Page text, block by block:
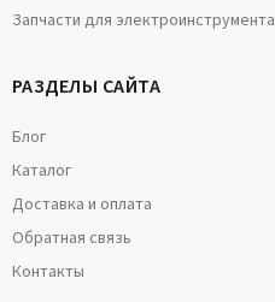
Запчасти для электроинструмента
РАЗДЕЛЫ САЙТА
Блог
Каталог
Доставка и оплата
Обратная связь
Контакты